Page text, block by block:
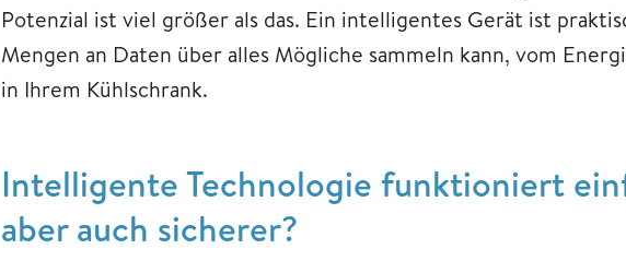
Potenzial ist viel größer als das. Ein intelligentes Gerät ist
Mengen an Daten über alles Mögliche sammeln kann, vom
in Ihrem Kühlschrank.
Intelligente Technologie funktioniert
aber auch sicherer?